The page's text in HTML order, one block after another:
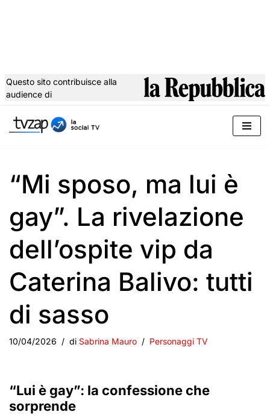
al
Questo sito contribuisce alla
audience di
“Mi sposo, ma lui è
gay”. La rivelazione
dell’ospite vip da
Caterina Balivo: tutti
di sasso
10/04/2026 di Sabrina Mauro Personaggi TV
“Lui è gay”: la confessione che
sorprende